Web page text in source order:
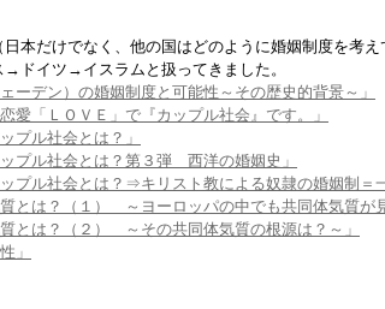
本だけでなく、他の国はどのように婚姻制度を考
ドイツ→イスラムと扱ってきました。
ーデン）の婚姻制度と可能性～その歴史的背景～」
愛「ＬＯＶＥ」で『カップル社会』です。」
プル社会とは？」
ップル社会とは？第３弾 西洋の婚姻史」
ップル社会とは？⇒キリスト教による奴隷の婚姻制＝
質とは？（１） ～ヨーロッパの中でも共同体気質が
質とは？（２） ～その共同体気質の根源は？～」
」